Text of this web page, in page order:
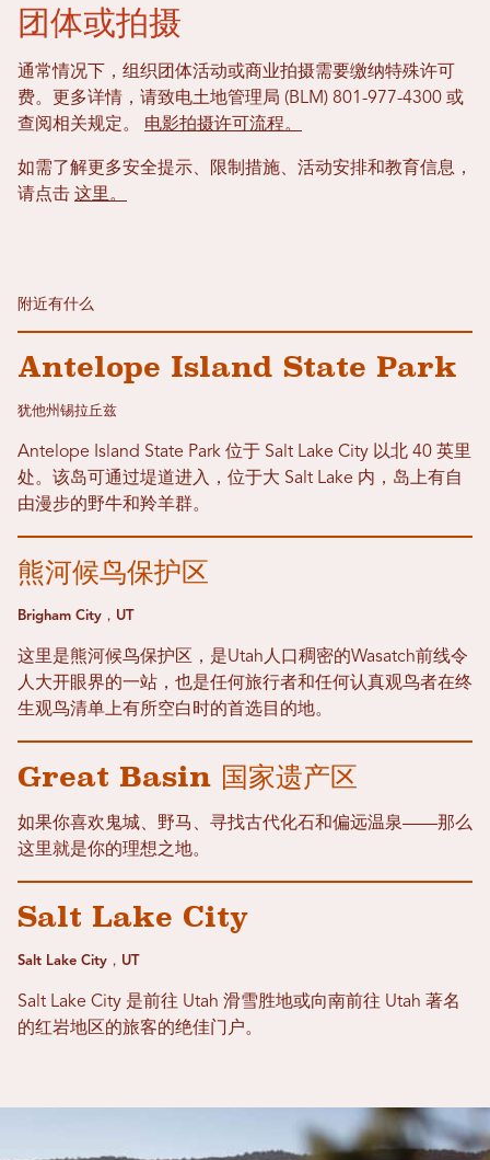
团体或拍摄
通常情况下，组织团体活动或商业拍摄需要缴纳特殊许可
费。更多详情，请致电土地管理局 (BLM) 801-977-4300 或
查阅相关规定。 电影拍摄许可流程。
如需了解更多安全提示、限制措施、活动安排和教育信息，
请点击 这里。
附近有什么
Antelope Island State Park
犹他州锡拉丘兹
Antelope Island State Park 位于 Salt Lake City 以北 40 英里
处。该岛可通过堤道进入，位于大 Salt Lake 内，岛上有自
由漫步的野牛和羚羊群。
熊河候鸟保护区
Brigham City，UT
这里是熊河候鸟保护区，是Utah人口稠密的Wasatch前线令
人大开眼界的一站，也是任何旅行者和任何认真观鸟者在终
生观鸟清单上有所空白时的首选目的地。
Great Basin 国家遗产区
如果你喜欢鬼城、野马、寻找古代化石和偏远温泉——那么
这里就是你的理想之地。
Salt Lake City
Salt Lake City，UT
Salt Lake City 是前往 Utah 滑雪胜地或向南前往 Utah 著名
的红岩地区的旅客的绝佳门户。